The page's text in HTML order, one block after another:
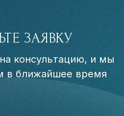
ЗАЯВКУ
консультацию, и мы
в ближайшее время